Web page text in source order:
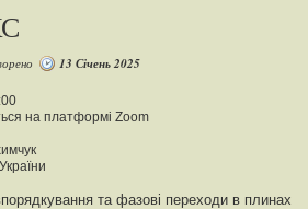
13 Січень 2025
на платформі Zoom
та фазові переходи в плинах